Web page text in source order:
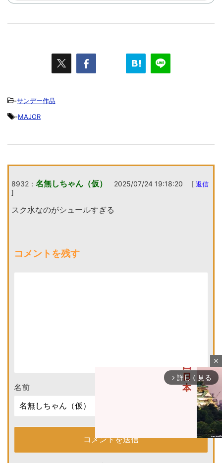
-サンデー作品
-MAJOR
8932： 名無しちゃん（仮） 2025/07/24 19:18:20 [ 返信
]
スク水なのがシュールすぎる
コメントを残す
名前
close
arrow_forward_ios 詳しく見る